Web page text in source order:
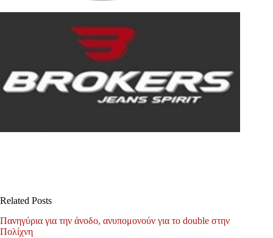
Related Posts
Πανηγύρια για την άνοδο, ανυπομονούν για το double στην
Πολίχνη